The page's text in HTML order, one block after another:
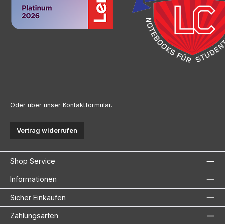
Oder über unser Kontaktformular.
Vertrag widerrufen
Shop Service
Informationen
Sicher Einkaufen
Zahlungsarten